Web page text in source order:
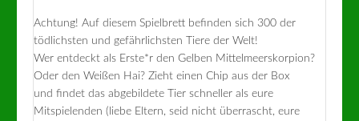
Achtung! Auf diesem Spielbrett befinden sich 300 der
tödlichsten und gefährlichsten Tiere der Welt!
Wer entdeckt als Erste*r den Gelben Mittelmeerskorpion?
Oder den Weißen Hai? Zieht einen Chip aus der Box
und findet das abgebildete Tier schneller als eure
Mitspielenden (liebe Eltern, seid nicht überrascht, eure